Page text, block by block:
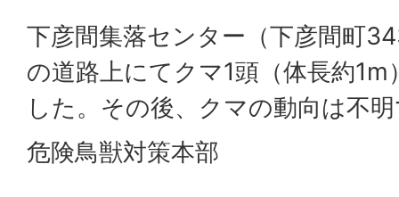
下彦間集落センター（下彦間町
の道路上にてクマ1頭（体長約
した。その後、クマの動向は不
危険鳥獣対策本部